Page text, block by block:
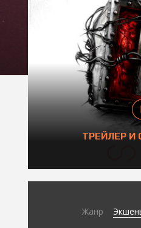
ТРЕЙЛЕР
Жанр